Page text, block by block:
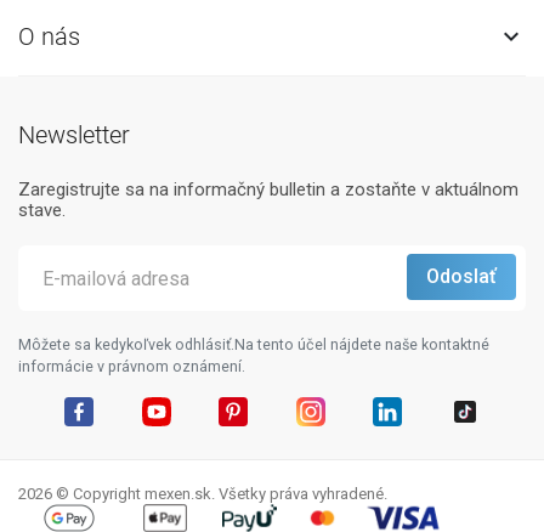
O nás 
Newsletter
Zaregistrujte sa na informačný bulletin a zostaňte v aktuálnom
stave.
Môžete sa kedykoľvek odhlásiť.Na tento účel nájdete naše kontaktné
informácie v právnom oznámení.
2026 © Copyright mexen.sk. Všetky práva vyhradené.